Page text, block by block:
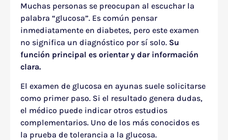
Muchas personas se preocupan al escuchar la
palabra “glucosa”. Es común pensar
inmediatamente en diabetes, pero este examen
no significa un diagnóstico por sí solo. Su
función principal es orientar y dar información
clara.
El examen de glucosa en ayunas suele solicitarse
como primer paso. Si el resultado genera dudas,
el médico puede indicar otros estudios
complementarios. Uno de los más conocidos es
la prueba de tolerancia a la glucosa.